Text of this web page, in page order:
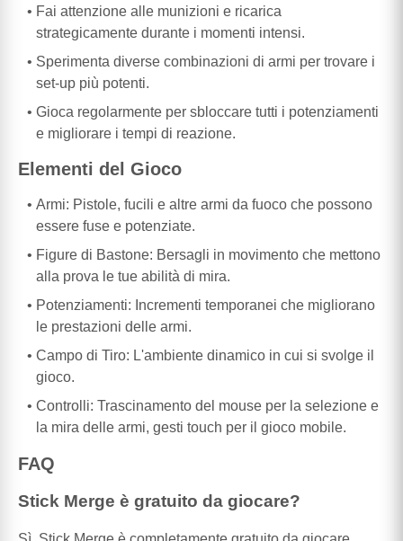
Fai attenzione alle munizioni e ricarica
strategicamente durante i momenti intensi.
Sperimenta diverse combinazioni di armi per trovare i
set-up più potenti.
Gioca regolarmente per sbloccare tutti i potenziamenti
e migliorare i tempi di reazione.
Elementi del Gioco
Armi: Pistole, fucili e altre armi da fuoco che possono
essere fuse e potenziate.
Figure di Bastone: Bersagli in movimento che mettono
alla prova le tue abilità di mira.
Potenziamenti: Incrementi temporanei che migliorano
le prestazioni delle armi.
Campo di Tiro: L'ambiente dinamico in cui si svolge il
gioco.
Controlli: Trascinamento del mouse per la selezione e
la mira delle armi, gesti touch per il gioco mobile.
FAQ
Stick Merge è gratuito da giocare?